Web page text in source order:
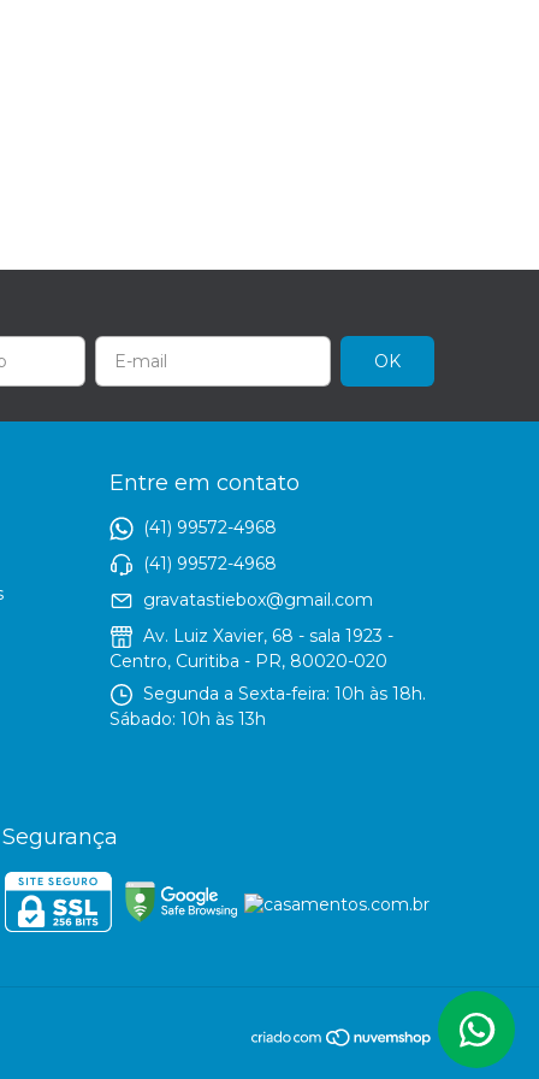
Entre em contato
(41) 99572-4968
(41) 99572-4968
gravatastiebox@gmail.com
Av. Luiz Xavier, 68 - sala 1923 -
Centro, Curitiba - PR, 80020-020
Segunda a Sexta-feira: 10h às 18h.
Sábado: 10h às 13h
Segurança